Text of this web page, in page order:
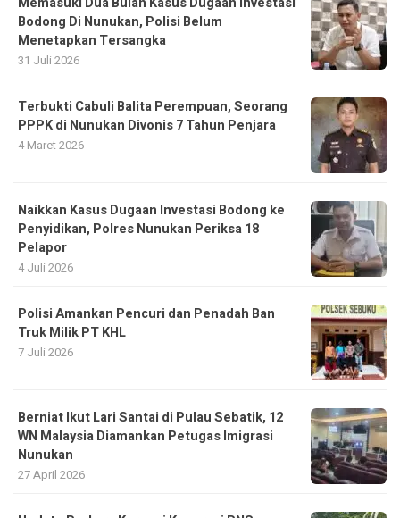
Bodong Di Nunukan, Polisi Belum
Menetapkan Tersangka
31 Juli 2026
Terbukti Cabuli Balita Perempuan, Seorang
PPPK di Nunukan Divonis 7 Tahun Penjara
4 Maret 2026
Naikkan Kasus Dugaan Investasi Bodong ke
Penyidikan, Polres Nunukan Periksa 18
Pelapor
4 Juli 2026
Polisi Amankan Pencuri dan Penadah Ban
Truk Milik PT KHL
7 Juli 2026
Berniat Ikut Lari Santai di Pulau Sebatik, 12
WN Malaysia Diamankan Petugas Imigrasi
Nunukan
27 April 2026